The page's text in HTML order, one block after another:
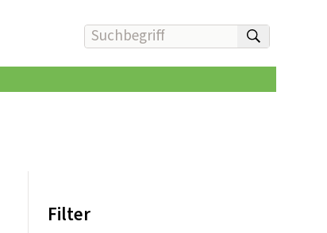
Suchbegriff(e) eingeben
Filter